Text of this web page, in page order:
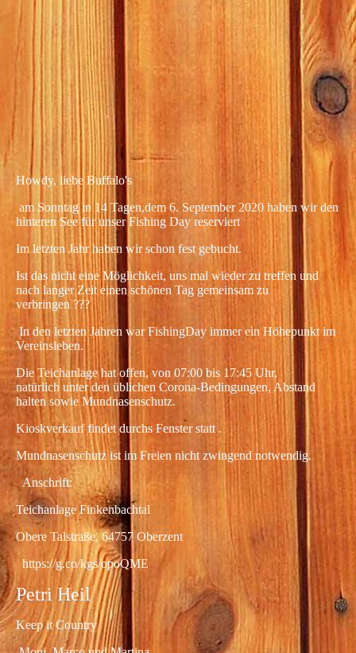
405bb12e-60ce-48c1-a352-459c7f177579
19460a5f-8a1a-4840-acf6-b90566ad5c15
384278de-0bc7-4579-abf9-e847ba4fb300
ae192952-d836-42bf-bde1-7c7063669bf7
Howdy, liebe Buffalo's
am Sonntag in 14 Tagen,dem 6. September 2020 haben wir den
hinteren See für unser Fishing Day reserviert
Im letzten Jahr haben wir schon fest gebucht.
Ist das nicht eine Möglichkeit, uns mal wieder zu treffen und
nach langer Zeit einen schönen Tag gemeinsam zu
verbringen ???
In den letzten Jahren war FishingDay immer ein Höhepunkt im
Vereinsleben.
Die Teichanlage hat offen, von 07:00 bis 17:45 Uhr,
natürlich unter den üblichen Corona-Bedingungen, Abstand
halten sowie Mundnasenschutz.
Kioskverkauf findet durchs Fenster statt .
Mundnasenschutz ist im Freien nicht zwingend notwendig.
Anschrift:
Teichanlage Finkenbachtal
Obere Talstraße, 64757 Oberzent
https://g.co/kgs/opoQME
Petri Heil
Keep it Country